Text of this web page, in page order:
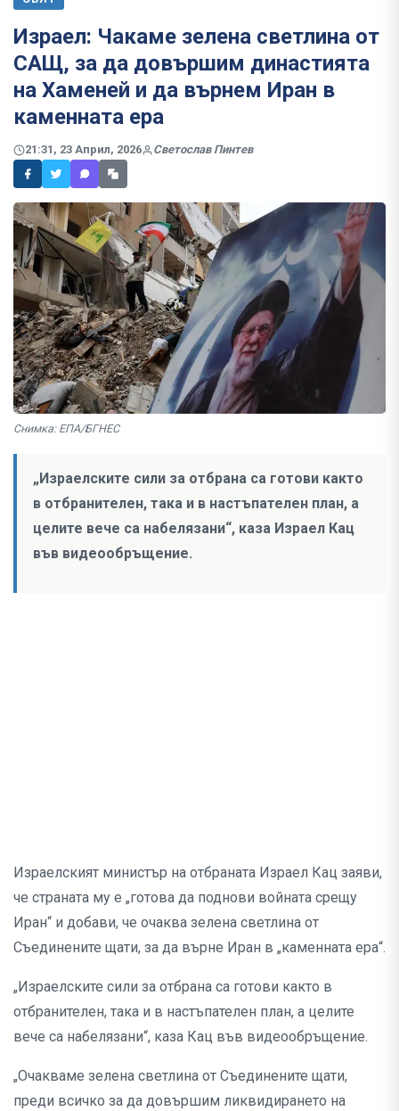
Израел: Чакаме зелена светлина от
САЩ, за да довършим династията
на Хаменей и да върнем Иран в
каменната ера
21:31, 23 Април, 2026 Светослав Пинтев
Снимка: ЕПА/БГНЕС
„Израелските сили за отбрана са готови както
в отбранителен, така и в настъпателен план, а
целите вече са набелязани“, каза Израел Кац
във видеообръщение.
Израелският министър на отбраната Израел Кац заяви,
че страната му е „готова да поднови войната срещу
Иран“ и добави, че очаква зелена светлина от
Съединените щати, за да върне Иран в „каменната ера“.
„Израелските сили за отбрана са готови както в
отбранителен, така и в настъпателен план, а целите
вече са набелязани“, каза Кац във видеообръщение.
„Очакваме зелена светлина от Съединените щати,
преди всичко за да довършим ликвидирането на